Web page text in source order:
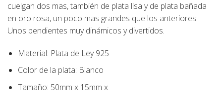
cuelgan dos mas, también de plata lisa y de plata bañada
en oro rosa, un poco mas grandes que los anteriores.
Unos pendientes muy dinámicos y divertidos.
Material: Plata de Ley 925
Color de la plata: Blanco
Tamaño: 50mm x 15mm x